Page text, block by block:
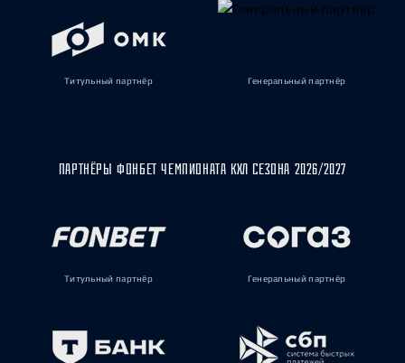
Титульный партнёр Генеральный партнёр
ПАРТНЁРЫ ФОНБЕТ ЧЕМПИОНАТА КХЛ СЕЗОНА 2026/2027
Титульный партнёр Генеральный партнёр